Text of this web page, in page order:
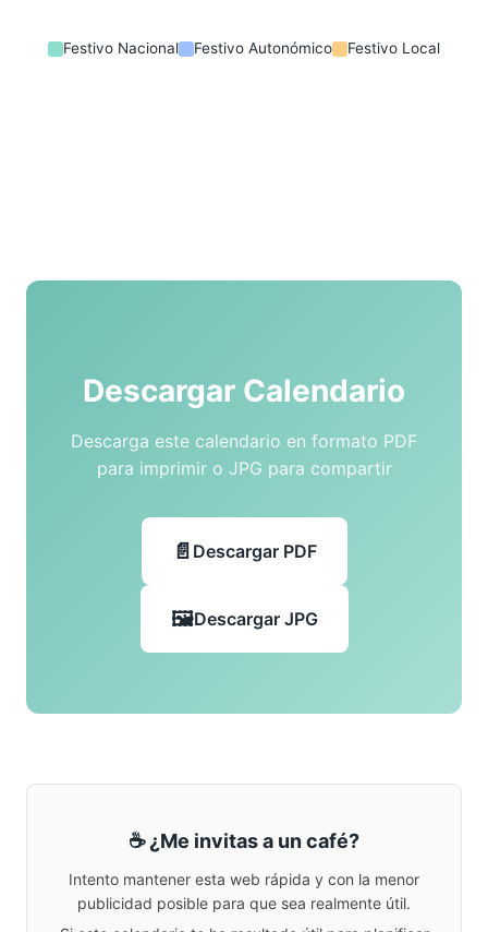
Festivo Nacional Festivo Autonómico Festivo Local
Descargar Calendario
Descarga este calendario en formato PDF
para imprimir o JPG para compartir
Descargar PDF
Descargar JPG
☕ ¿Me invitas a un café?
Intento mantener esta web rápida y con la menor
publicidad posible para que sea realmente útil.